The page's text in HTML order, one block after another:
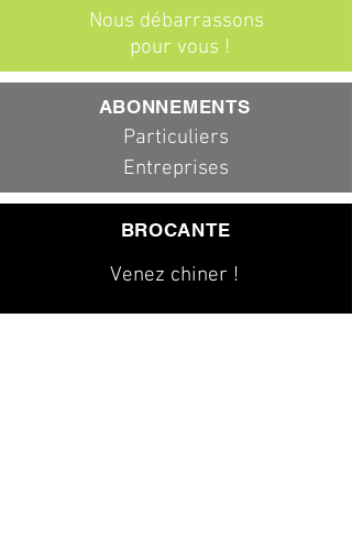
Nous débarrassons
pour vous !
ABONNEMENTS
Particuliers
Entreprises
BROCANTE
Venez chiner !